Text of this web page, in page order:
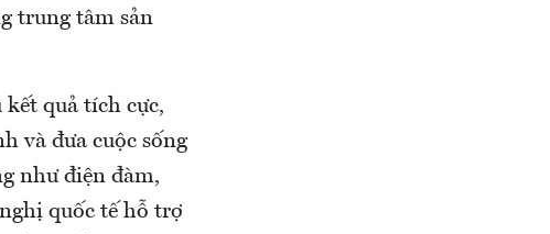
trung tâm sản
kết quả tích cực,
và đưa cuộc sống
như điện đàm,
quốc tế hỗ trợ